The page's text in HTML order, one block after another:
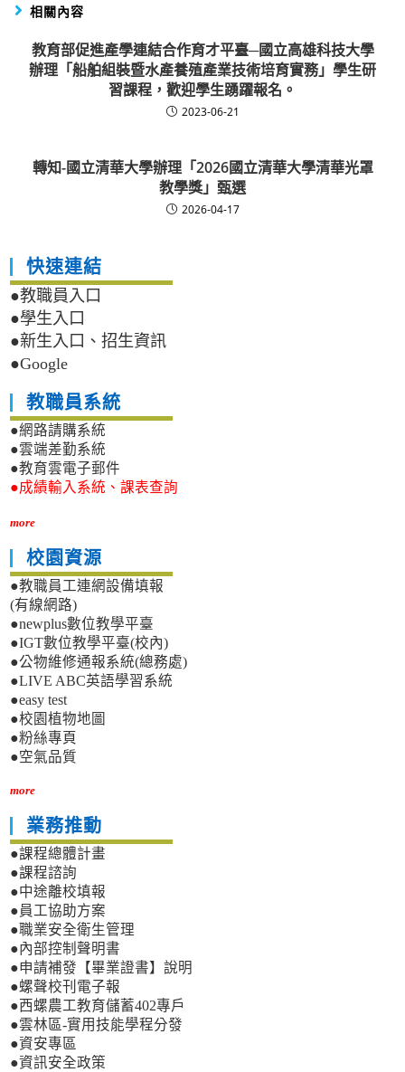
相關內容
教育部促進產學連結合作育才平臺─國立高雄科技大學
辦理「船舶組裝暨水產養殖產業技術培育實務」學生研
習課程，歡迎學生踴躍報名。
2023-06-21
轉知-國立清華大學辦理「2026國立清華大學清華光罩
教學獎」甄選
2026-04-17
快速連結
●教職員入口
●學生入口
●新生入口、招生資訊
●Google
教職員系統
●網路請購系統
●雲端差勤系統
●教育雲電子郵件
●成績輸入系統、課表查詢
more
校園資源
●教職員工連網設備填報
(有線網路)
●newplus數位教學平臺
●IGT數位教學平臺(校內)
●公物維修通報系統(總務處)
●LIVE ABC英語學習系統
●easy test
●校園植物地圖
●粉絲專頁
●空氣品質
more
業務推動
●課程總體計畫
●課程諮詢
●中途離校填報
●員工協助方案
●職業安全衛生管理
●內部控制聲明書
●申請補發【畢業證書】說明
●螺聲校刊電子報
●西螺農工教育儲蓄402專戶
●雲林區-實用技能學程分發
●資安專區
●資訊安全政策